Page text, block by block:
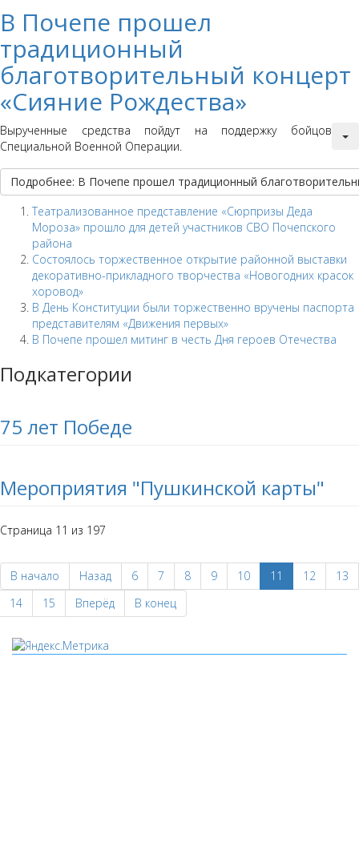
В Почепе прошел
традиционный
благотворительный концерт
«Сияние Рождества»
Вырученные средства пойдут на поддержку бойцов
Специальной Военной Операции.
Подробнее: В Почепе прошел традиционный
Театрализованное представление «Сюрпризы Деда
Мороза» прошло для детей участников СВО Почепского
района
Состоялось торжественное открытие районной выставки
декоративно-прикладного творчества «Новогодних красок
хоровод»
В День Конституции были торжественно вручены паспорта
представителям «Движения первых»
В Почепе прошел митинг в честь Дня героев Отечества
Подкатегории
75 лет Победе
Мероприятия "Пушкинской карты"
Страница 11 из 197
В начало Назад 6 7 8 9 10 11 12
13
14
15 Вперёд В конец